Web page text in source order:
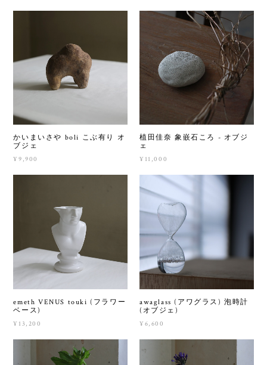
かいまいさや boli こぶ有り オ
ブジェ
¥9,900
植田佳奈 象嵌石ころ - オブジ
ェ
¥11,000
emeth VENUS touki (フラワー
ベース)
¥13,200
awaglass (アワグラス) 泡時計
(オブジェ)
¥6,600